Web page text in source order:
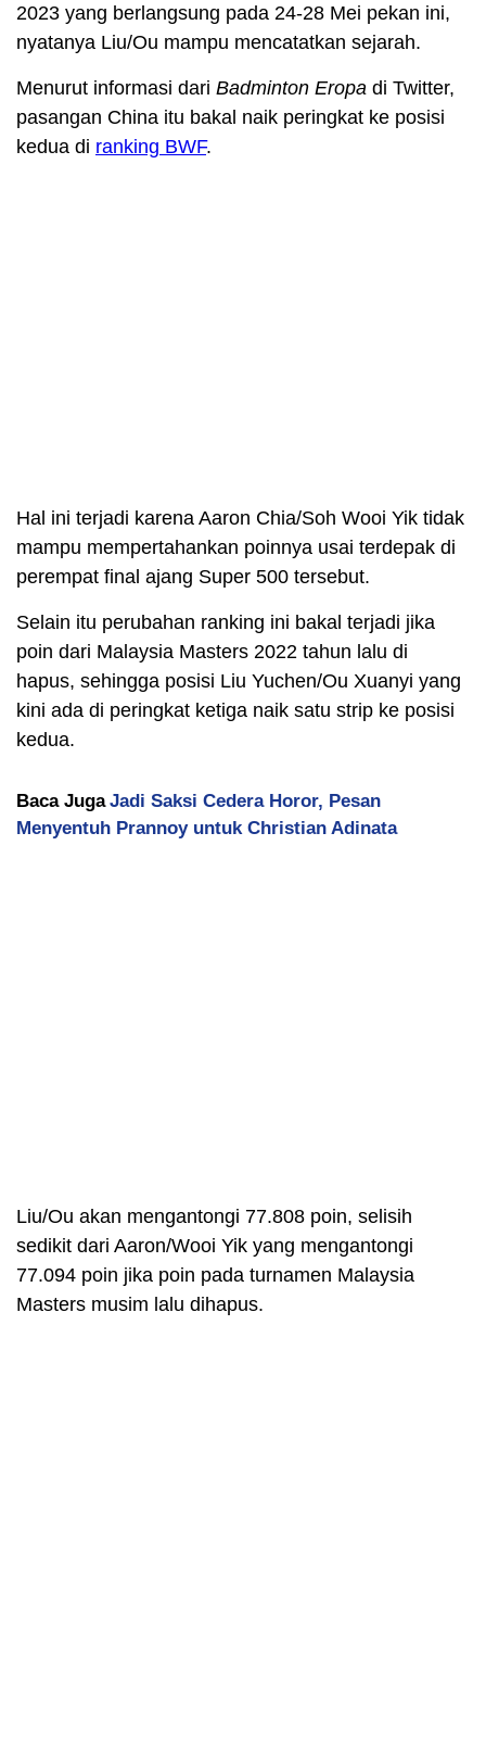
2023 yang berlangsung pada 24-28 Mei pekan ini,
nyatanya Liu/Ou mampu mencatatkan sejarah.
Menurut informasi dari Badminton Eropa di Twitter,
pasangan China itu bakal naik peringkat ke posisi
kedua di ranking BWF.
Hal ini terjadi karena Aaron Chia/Soh Wooi Yik tidak
mampu mempertahankan poinnya usai terdepak di
perempat final ajang Super 500 tersebut.
Selain itu perubahan ranking ini bakal terjadi jika
poin dari Malaysia Masters 2022 tahun lalu di
hapus, sehingga posisi Liu Yuchen/Ou Xuanyi yang
kini ada di peringkat ketiga naik satu strip ke posisi
kedua.
Baca Juga Jadi Saksi Cedera Horor, Pesan
Menyentuh Prannoy untuk Christian Adinata
Liu/Ou akan mengantongi 77.808 poin, selisih
sedikit dari Aaron/Wooi Yik yang mengantongi
77.094 poin jika poin pada turnamen Malaysia
Masters musim lalu dihapus.